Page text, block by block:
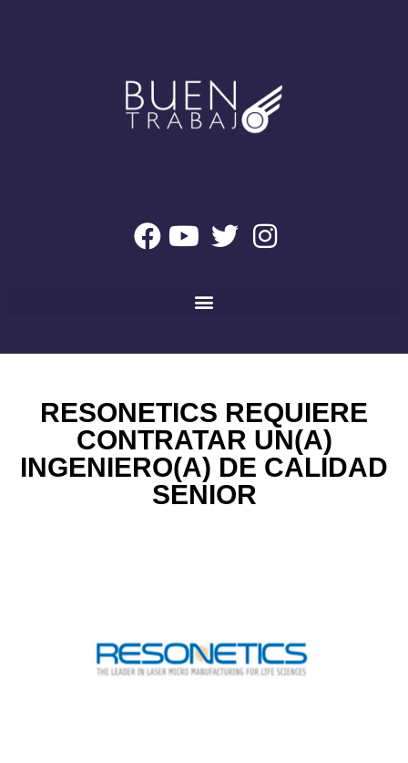
RESONETICS REQUIERE
CONTRATAR UN(A)
INGENIERO(A) DE CALIDAD
SENIOR